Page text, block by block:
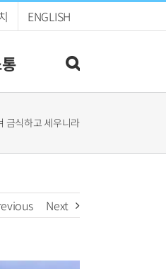
ENGLISH
금식하고 세우니라
Next